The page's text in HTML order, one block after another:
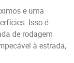
e uma
Isso é
de rodagem
à estrada,